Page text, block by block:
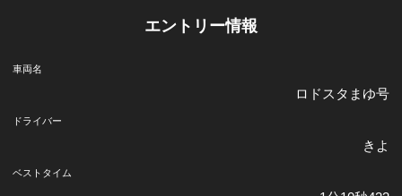
エントリー情報
車両名
ロドスタまゆ号
ドライバー
きよ
ベストタイム